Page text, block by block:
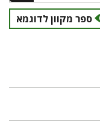
ספר מקוון לדוגמא